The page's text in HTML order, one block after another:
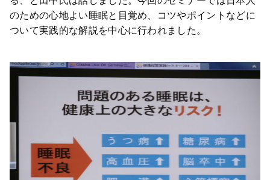
のための心地よい睡眠と目覚め、コツやポイントなどに
ついて実践的な解説を中心に行われました。